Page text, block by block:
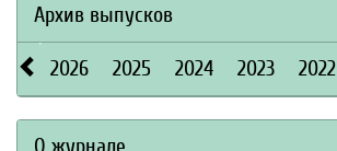
Архив выпусков
2026 2025 2024 2023 2022